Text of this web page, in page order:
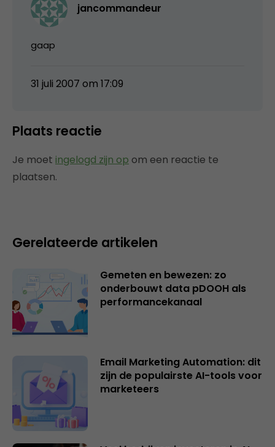
jancommandeur
gaap
31 juli 2007 om 17:09
Plaats reactie
Je moet ingelogd zijn op om een reactie te
plaatsen.
Gerelateerde artikelen
Gemeten en bewezen: zo
onderbouwt data pDOOH als
performancekanaal
Email Marketing Automation: dit
zijn de populairste AI-tools voor
marketeers